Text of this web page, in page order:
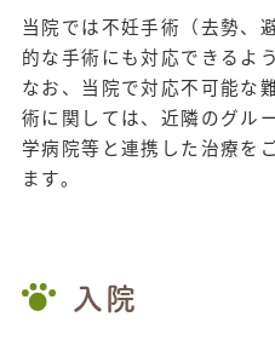
当院では不妊手術（去勢、
的な手術にも対応できるよ
なお、当院で対応不可能な
術に関しては、近隣のグル
学病院等と連携した治療を
ます。
入院